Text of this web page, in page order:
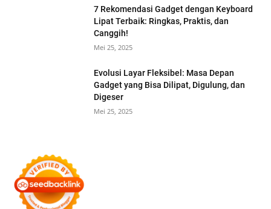
7 Rekomendasi Gadget dengan Keyboard
Lipat Terbaik: Ringkas, Praktis, dan
Canggih!
Mei 25, 2025
Evolusi Layar Fleksibel: Masa Depan
Gadget yang Bisa Dilipat, Digulung, dan
Digeser
Mei 25, 2025